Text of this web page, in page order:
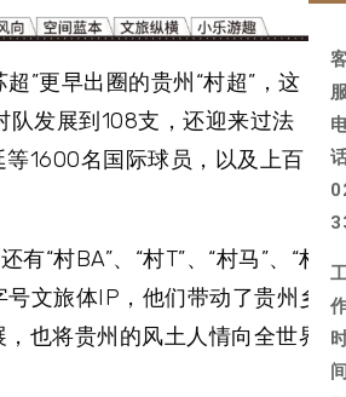
超”更早出圈的贵州“村超”，这
队发展到108支，还迎来过法
等1600名国际球员，以及上百
有“村BA”、“村T”、“村马”、“村
号文旅体IP，他们带动了贵州乡
也将贵州的风土人情向全世界